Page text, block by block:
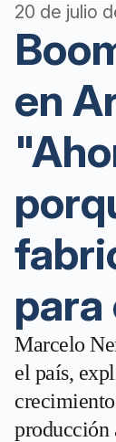
20 de julio
en
para
Marcelo
el país,
producción